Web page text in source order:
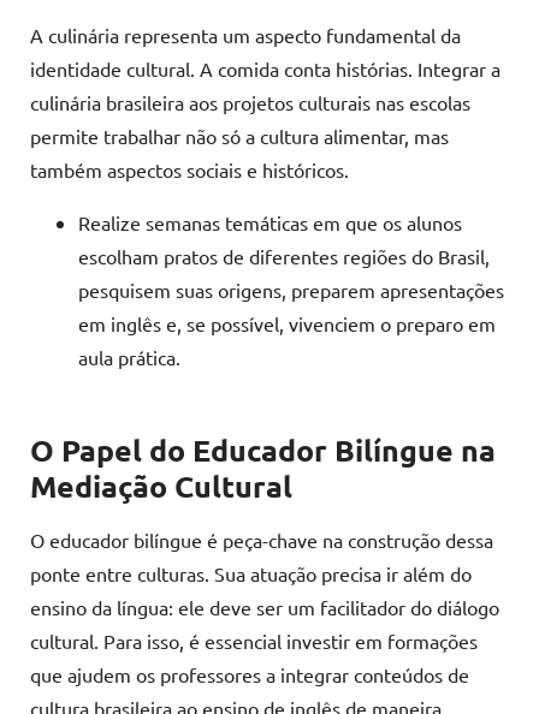
A culinária representa um aspecto fundamental da
identidade cultural. A comida conta histórias. Integrar a
culinária brasileira aos projetos culturais nas escolas
permite trabalhar não só a cultura alimentar, mas
também aspectos sociais e históricos.
Realize semanas temáticas em que os alunos
escolham pratos de diferentes regiões do Brasil,
pesquisem suas origens, preparem apresentações
em inglês e, se possível, vivenciem o preparo em
aula prática.
O Papel do Educador Bilíngue na
Mediação Cultural
O educador bilíngue é peça-chave na construção dessa
ponte entre culturas. Sua atuação precisa ir além do
ensino da língua: ele deve ser um facilitador do diálogo
cultural. Para isso, é essencial investir em formações
que ajudem os professores a integrar conteúdos de
cultura brasileira ao ensino de inglês de maneira